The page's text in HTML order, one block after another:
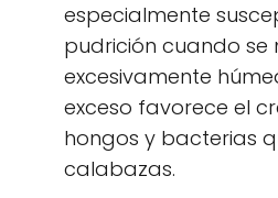
especialmente
pudrición cuando se
excesivamente
exceso favorece el
hongos y bacterias
calabazas.